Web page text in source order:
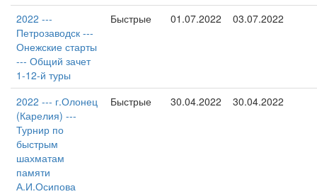
2022 ---
Петрозаводск ---
Онежские старты
--- Общий зачет
1-12-й туры
Быстрые 01.07.2022 03.07.2022
2022 --- г.Олонец
(Карелия) ---
Турнир по
быстрым
шахматам
памяти
А.И.Осипова
Быстрые 30.04.2022 30.04.2022